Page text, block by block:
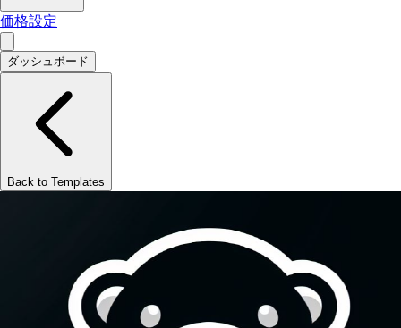
価格設定
ダッシュボード
Back to Templates